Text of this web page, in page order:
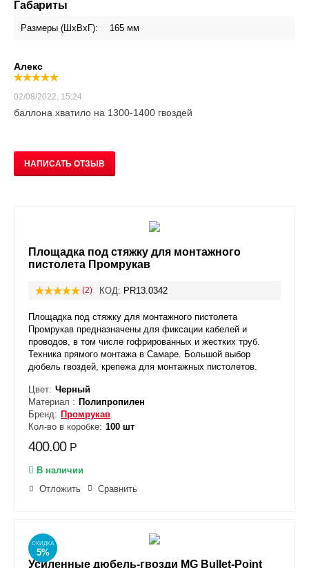
Габариты
Размеры (ШxВxГ): 165 мм
Алекс
02/08/2022, 15:24
баллона хватило на 1300-1400 гвоздей
НАПИСАТЬ ОТЗЫВ
Площадка под стяжку для монтажного
пистолета Промрукав
(2) КОД: PR13.0342
Площадка под стяжку для монтажного пистолета
Промрукав предназначены для фиксации кабелей и
проводов, в том числе гофрированных и жестких труб.
Техника прямого монтажа в Самаре. Большой выбор
дюбель гвоздей, крепежа для монтажных пистолетов.
Цвет: Черный
Материал : Полипропилен
Бренд: Промрукав
Кол-во в коробке: 100 шт
400.00 Р
В наличии
Отложить
Сравнить
СКИДКА
5%
Усиленные дюбель-гвозди MG Bullet-Point